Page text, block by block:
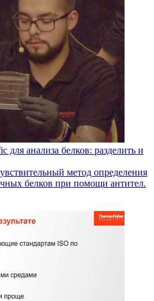
для анализа белков: разделить и
метод определения
белков при помощи антител.